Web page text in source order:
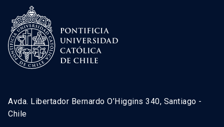
Avda. Libertador Bernardo O’Higgins 340, Santiago -
Chile